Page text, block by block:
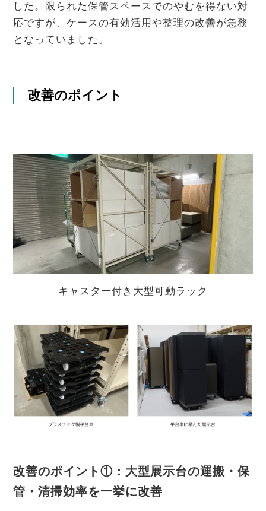
した。限られた保管スペースでのやむを得ない対
応ですが、ケースの有効活用や整理の改善が急務
となっていました。
改善のポイント
キャスター付き大型可動ラック
改善のポイント①：大型展示台の運搬・保
管・清掃効率を一挙に改善